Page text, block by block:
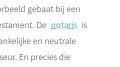
gebaat bij een
De notaris is
en neutrale
En precies die